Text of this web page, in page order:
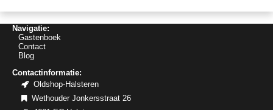
Navigatie:
Gastenboek
Contact
Blog
Contactinformatie:
Oldshop-Halsteren
Wethouder Jonkersstraat 26